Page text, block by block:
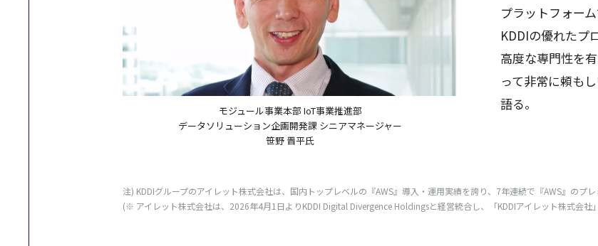
モジュール事業本部 IoT事業推進部
データソリューション企画開発課 シニアマネージャー
笹野 晋平氏
プラットフォーム
KDDIの優れたプ
高度な専門性を
って非常に頼も
語る。
注) KDDIグループのアイレット株式会社は、 国内 トップレベルの『AWS』 導入 ・ 運用実績を誇り、7年連続で『AWS』のプ
(※ アイレット株式会社は、2026年4月1日よりKDDI Digital Divergence Holdingsと経営統合し、「KDDIアイレット株式会社